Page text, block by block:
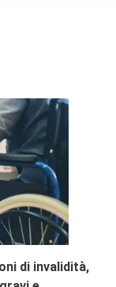
di invalidità,